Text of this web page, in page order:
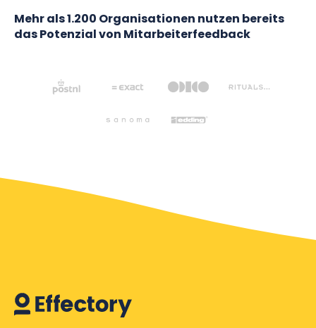
Mehr als 1.200 Organisationen nutzen bereits
das Potenzial von Mitarbeiterfeedback